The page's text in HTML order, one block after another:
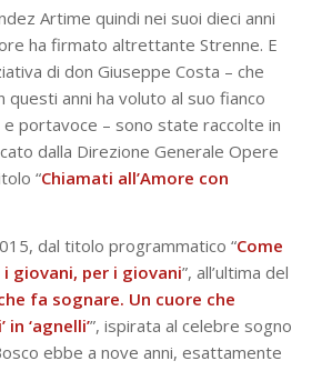
Artime quindi nei suoi dieci anni
ha firmato altrettante Strenne. E
di don Giuseppe Costa – che
questi anni ha voluto al suo fianco
portavoce – sono state raccolte in
dalla Direzione Generale Opere
“Chiamati all’Amore con
dal titolo programmatico “Come
giovani, per i giovani”, all’ultima del
fa sognare. Un cuore che
in ‘agnelli’”, ispirata al celebre sogno
ebbe a nove anni, esattamente